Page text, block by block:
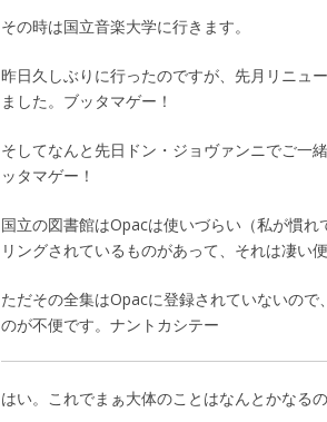
その時は国立音楽大学に行きます。
昨日久しぶりに行ったのですが、先月リニュ
ました。ブッタマゲー！
そしてなんと先日ドン・ジョヴァンニでご一
ッタマゲー！
国立の図書館はOpacは使いづらい（私が慣
リングされているものがあって、それは凄い
ただその全集はOpacに登録されていないの
のが不便です。ナントカシテー
はい。これでまぁ大体のことはなんとかなる